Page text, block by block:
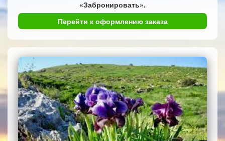
«Забронировать».
Перейти к оформлению заказа